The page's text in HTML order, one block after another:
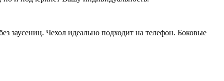
заусениц. Чехол идеально подходит на телефон. Боковые